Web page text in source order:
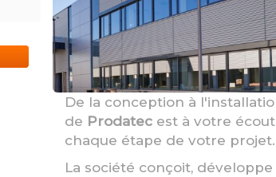
De la conception à
de Prodatec est à votre
chaque étape de votre projet.
La société conçoit,